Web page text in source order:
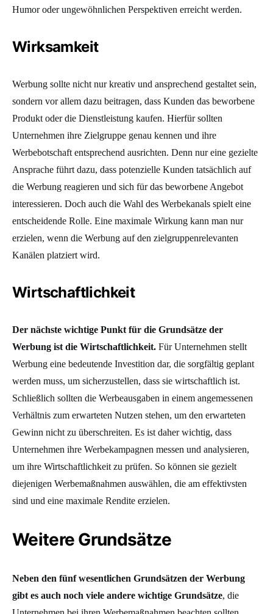
Humor oder ungewöhnlichen Perspektiven erreicht werden.
Wirksamkeit
Werbung sollte nicht nur kreativ und ansprechend gestaltet sein,
sondern vor allem dazu beitragen, dass Kunden das beworbene
Produkt oder die Dienstleistung kaufen. Hierfür sollten
Unternehmen ihre Zielgruppe genau kennen und ihre
Werbebotschaft entsprechend ausrichten. Denn nur eine gezielte
Ansprache führt dazu, dass potenzielle Kunden tatsächlich auf
die Werbung reagieren und sich für das beworbene Angebot
interessieren. Doch auch die Wahl des Werbekanals spielt eine
entscheidende Rolle. Eine maximale Wirkung kann man nur
erzielen, wenn die Werbung auf den zielgruppenrelevanten
Kanälen platziert wird.
Wirtschaftlichkeit
Der nächste wichtige Punkt für die Grundsätze der
Werbung ist die Wirtschaftlichkeit. Für Unternehmen stellt
Werbung eine bedeutende Investition dar, die sorgfältig geplant
werden muss, um sicherzustellen, dass sie wirtschaftlich ist.
Schließlich sollten die Werbeausgaben in einem angemessenen
Verhältnis zum erwarteten Nutzen stehen, um den erwarteten
Gewinn nicht zu überschreiten. Es ist daher wichtig, dass
Unternehmen ihre Werbekampagnen messen und analysieren,
um ihre Wirtschaftlichkeit zu prüfen. So können sie gezielt
diejenigen Werbemaßnahmen auswählen, die am effektivsten
sind und eine maximale Rendite erzielen.
Weitere Grundsätze
Neben den fünf wesentlichen Grundsätzen der Werbung
gibt es auch noch viele andere wichtige Grundsätze, die